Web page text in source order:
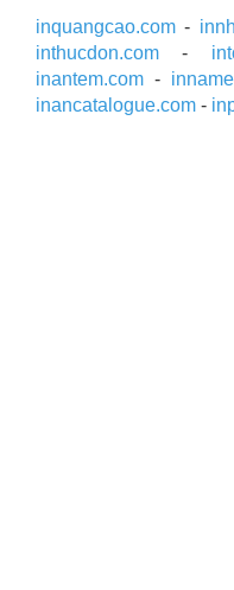
inquangcao.com -
inthucdon.com -
inantem.com -
inancatalogue.com -